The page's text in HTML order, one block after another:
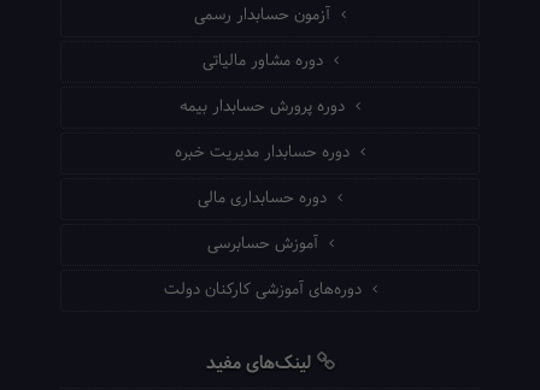
آزمون حسابدار رسمی
دوره مشاور مالیاتی
دوره پرورش حسابدار بیمه
دوره حسابدار مدیریت خبره
دوره حسابداری مالی
آموزش حسابرسی
دوره‌های آموزشی کارکنان دولت
لینک‌های مفید